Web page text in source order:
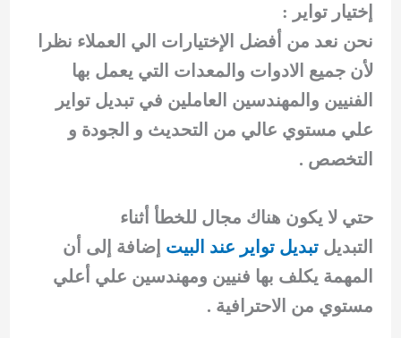
إختيار تواير :
نحن نعد من أفضل الإختيارات الي العملاء نظرا
لأن جميع الادوات والمعدات التي يعمل بها
الفنيين والمهندسين العاملين في تبديل تواير
علي مستوي عالي من التحديث و الجودة و
التخصص .
حتي لا يكون هناك مجال للخطأ أثناء
التبديل تبديل تواير عند البيت إضافة إلى أن
المهمة يكلف بها فنيين ومهندسين علي أعلي
مستوي من الاحترافية .